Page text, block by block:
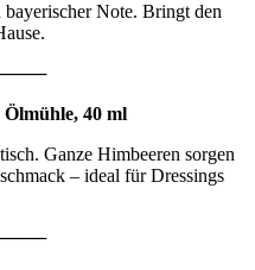
Note. Bringt den
40 ml
Ganze Himbeeren sorgen
– ideal für Dressings